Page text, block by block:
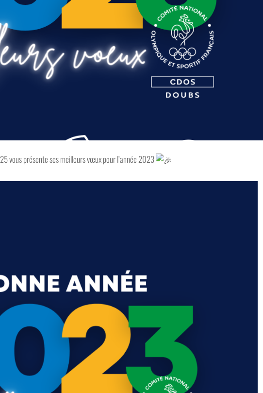
vous présente ses meilleurs vœux pour l’année 2023